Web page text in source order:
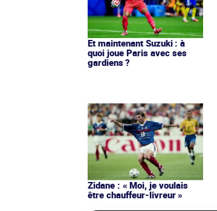
Et maintenant Suzuki : à
quoi joue Paris avec ses
gardiens ?
Zidane : « Moi, je voulais
être chauffeur-livreur »